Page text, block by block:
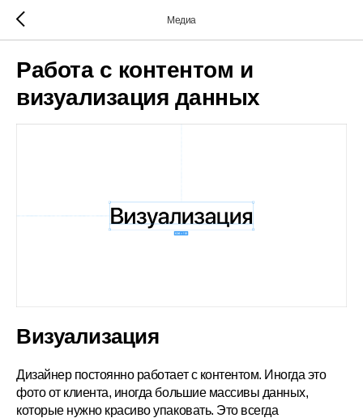
Медиа
Работа с контентом и
визуализация данных
Визуализация
Дизайнер постоянно работает с контентом. Иногда это
фото от клиента, иногда большие массивы данных,
которые нужно красиво упаковать. Это всегда